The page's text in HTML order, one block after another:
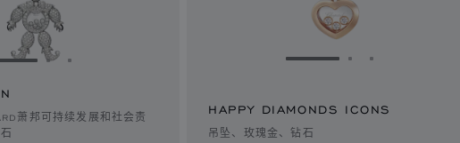
到幻灯片 1转到幻灯片 2
转到幻灯片 3
萧邦可持续发展和社会责
转到幻灯片 1转到幻灯片 2
转到幻灯片 3
HAPPY DIAMONDS ICONS
吊坠、玫瑰金、钻石